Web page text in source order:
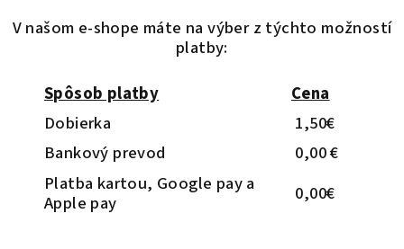
V našom e-shope máte na výber z týchto možností
platby:
Spôsob platby
Cena
Dobierka
1,50€
Bankový prevod
0,00 €
Platba kartou, Google pay a
Apple pay
0,00€